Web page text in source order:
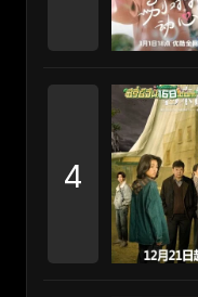
4